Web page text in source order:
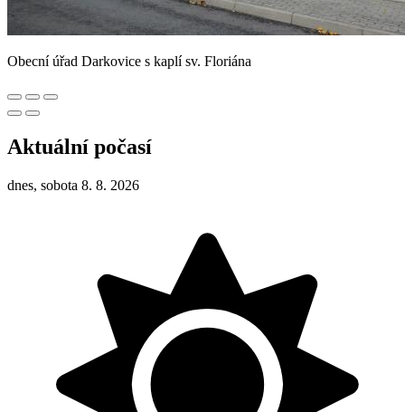
Obecní úřad Darkovice s kaplí sv. Floriána
Aktuální počasí
dnes, sobota 8. 8. 2026